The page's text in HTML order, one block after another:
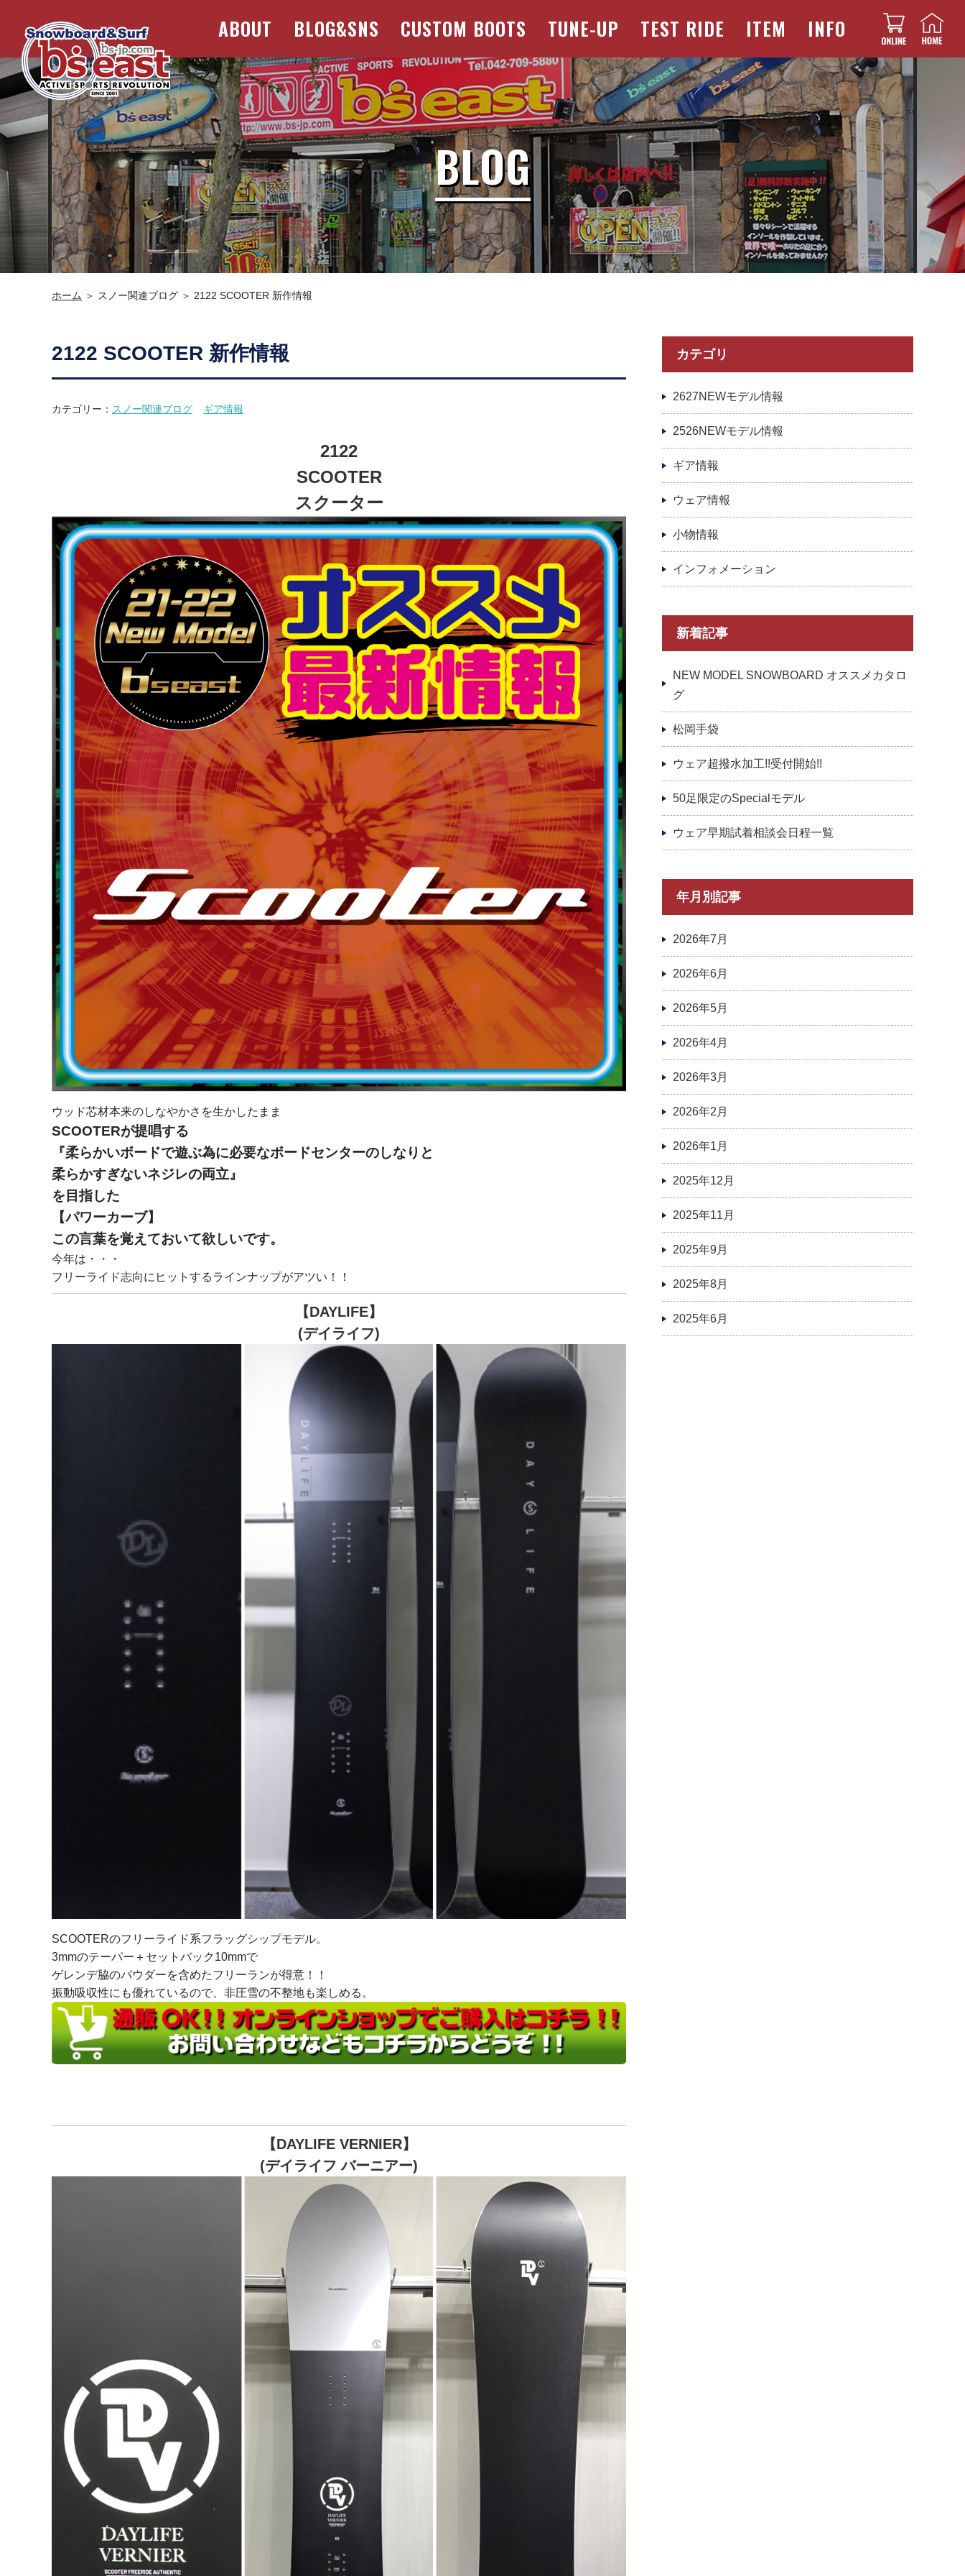
ABOUT BLOG&SNS CUSTOM BOOTS TUNE-UP TEST RIDE ITEM INFO
BLOG
ホーム ＞ スノー関連ブログ ＞ 2122 SCOOTER 新作情報
2122 SCOOTER 新作情報
カテゴリー： スノー関連ブログ ギア情報
2122
SCOOTER
スクーター
ウッド芯材本来のしなやかさを生かしたまま
SCOOTERが提唱する
『柔らかいボードで遊ぶ為に必要なボードセンターのしなりと
柔らかすぎないネジレの両立』
を目指した
【パワーカーブ】
この言葉を覚えておいて欲しいです。
今年は・・・
フリーライド志向にヒットするラインナップがアツい！！
【DAYLIFE】
(デイライフ)
SCOOTERのフリーライド系フラッグシップモデル。
3mmのテーパー＋セットバック10mmで
ゲレンデ脇のパウダーを含めたフリーランが得意！！
振動吸収性にも優れているので、非圧雪の不整地も楽しめる。
【DAYLIFE VERNIER】
(デイライフ バーニアー)
カテゴリ
2627NEWモデル情報
2526NEWモデル情報
ギア情報
ウェア情報
小物情報
インフォメーション
新着記事
NEW MODEL SNOWBOARD オススメカタロ
グ
松岡手袋
ウェア超撥水加工!!受付開始!!
50足限定のSpecialモデル
ウェア早期試着相談会日程一覧
年月別記事
2026年7月
2026年6月
2026年5月
2026年4月
2026年3月
2026年2月
2026年1月
2025年12月
2025年11月
2025年9月
2025年8月
2025年6月